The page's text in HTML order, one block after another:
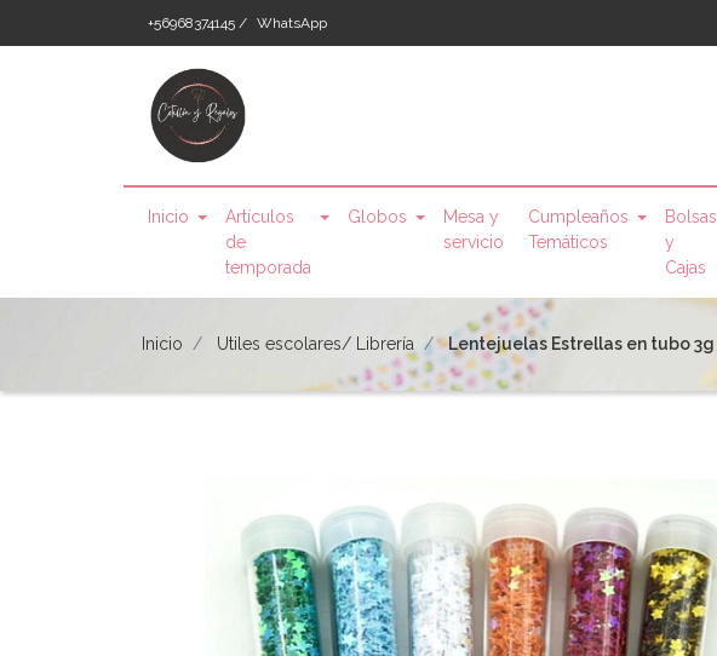
+56968374145 / WhatsApp
Inicio
Artículos
de
temporada
Globos
Mesa y
servicio
Cumpleaños
Temáticos
Bolsas
y
Cajas
Inicio Utiles escolares/ Librería Lentejuelas Estrellas en tubo 3g